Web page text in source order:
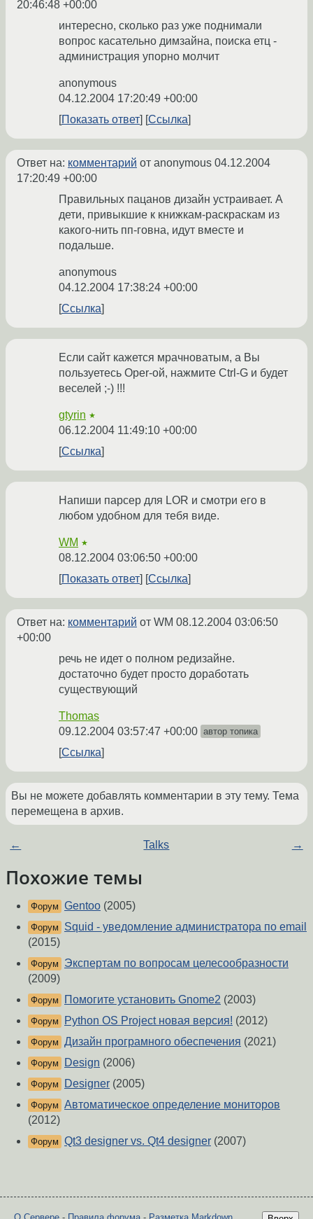
20:46:48 +00:00
интересно, сколько раз уже поднимали
вопрос касательно димзайна, поиска етц -
администрация упорно молчит
anonymous
04.12.2004 17:20:49 +00:00
Показать ответ
Ссылка
Ответ на: комментарий от anonymous 04.12.2004
17:20:49 +00:00
Правильных пацанов дизайн устраивает. А
дети, привыкшие к книжкам-раскраскам из
какого-нить пп-говна, идут вместе и
подальше.
anonymous
04.12.2004 17:38:24 +00:00
Ссылка
Если сайт кажется мрачноватым, а Вы
пользуетесь Oper-ой, нажмите Ctrl-G и будет
веселей ;-) !!!
gtyrin ★
06.12.2004 11:49:10 +00:00
Ссылка
Напиши парсер для LOR и смотри его в
любом удобном для тебя виде.
WM ★
08.12.2004 03:06:50 +00:00
Показать ответ
Ссылка
Ответ на: комментарий от WM 08.12.2004 03:06:50
+00:00
речь не идет о полном редизайне.
достаточно будет просто доработать
существующий
Thomas
09.12.2004 03:57:47 +00:00 автор топика
Ссылка
Вы не можете добавлять комментарии в эту тему. Тема
перемещена в архив.
← Talks →
Похожие темы
Форум Gentoo (2005)
Форум
Squid - уведомление администратора по email
(2015)
Форум
Экспертам по вопросам целесообразности
(2009)
Форум Помогите установить Gnome2 (2003)
Форум Python OS Project новая версия! (2012)
Форум Дизайн програмного обеспечения (2021)
Форум Design (2006)
Форум Designer (2005)
Форум Автоматическое определение мониторов
(2012)
Форум Qt3 designer vs. Qt4 designer (2007)